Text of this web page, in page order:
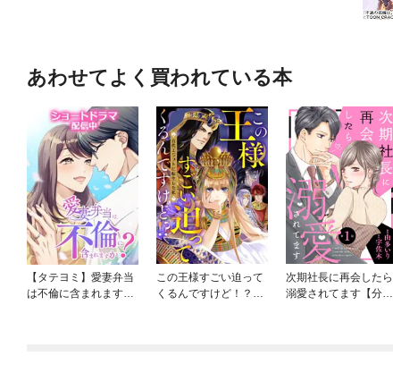
あわせてよく買われている本
【タテヨミ】愛妻弁当
は不倫に含まれます
この王様すごい迫って
くるんですけど！？～
次期社長に再会したら
溺愛されてます【分冊